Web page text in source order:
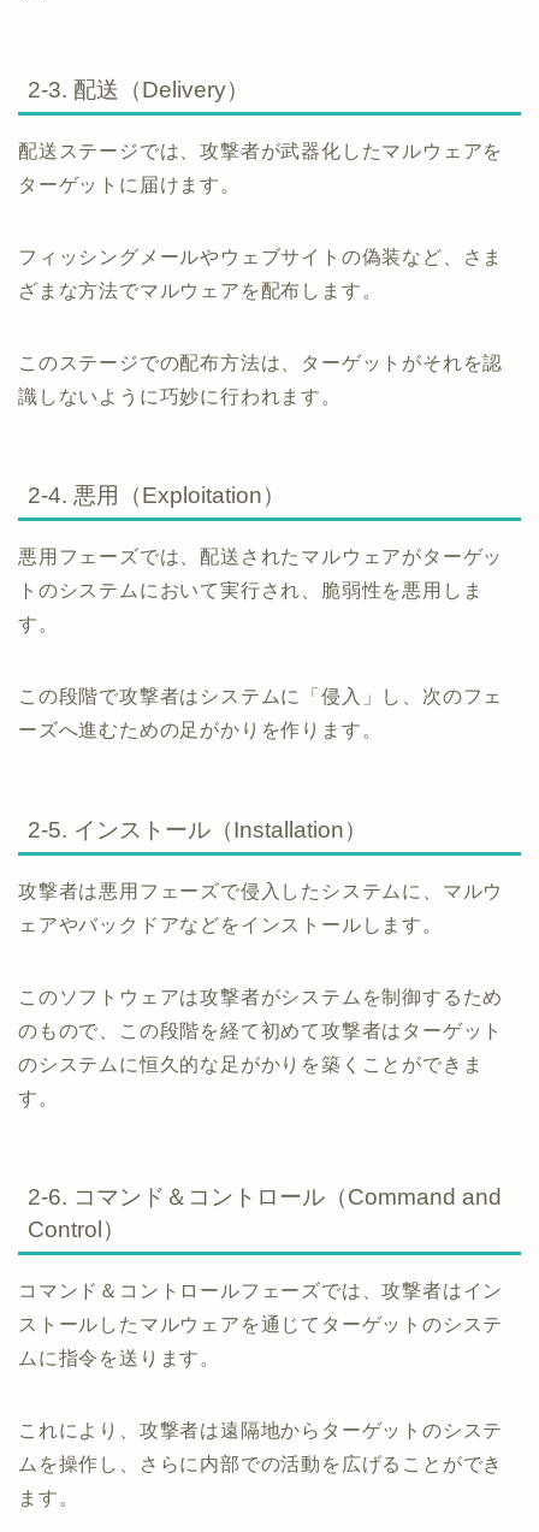
2-3. 配送（Delivery）
配送ステージでは、攻撃者が武器化したマルウェアを
ターゲットに届けます。
フィッシングメールやウェブサイトの偽装など、さま
ざまな方法でマルウェアを配布します。
このステージでの配布方法は、ターゲットがそれを認
識しないように巧妙に行われます。
2-4. 悪用（Exploitation）
悪用フェーズでは、配送されたマルウェアがターゲッ
トのシステムにおいて実行され、脆弱性を悪用しま
す。
この段階で攻撃者はシステムに「侵入」し、次のフェ
ーズへ進むための足がかりを作ります。
2-5. インストール（Installation）
攻撃者は悪用フェーズで侵入したシステムに、マルウ
ェアやバックドアなどをインストールします。
このソフトウェアは攻撃者がシステムを制御するため
のもので、この段階を経て初めて攻撃者はターゲット
のシステムに恒久的な足がかりを築くことができま
す。
2-6. コマンド＆コントロール（Command and
Control）
コマンド＆コントロールフェーズでは、攻撃者はイン
ストールしたマルウェアを通じてターゲットのシステ
ムに指令を送ります。
これにより、攻撃者は遠隔地からターゲットのシステ
ムを操作し、さらに内部での活動を広げることができ
ます。